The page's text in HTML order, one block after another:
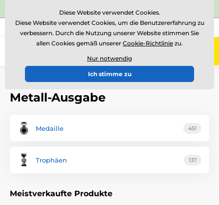
⭐Siehe 504 verifizierte Bewertungen auf
Rufen Sie uns an (Mo-Fr 15-18) +43 676 361 37 22
0
Einführung Metall-Ausgabe
Metall-Ausgabe
Medaille 451
Trophäen 137
Meistverkaufte Produkte
Diese Website verwendet Cookies.
Diese Website verwendet Cookies, um die Benutzererfahrung zu
verbessern. Durch die Nutzung unserer Website stimmen Sie
allen Cookies gemäß unserer Cookie-Richtlinie zu.
Nur notwendig
Ich stimme zu